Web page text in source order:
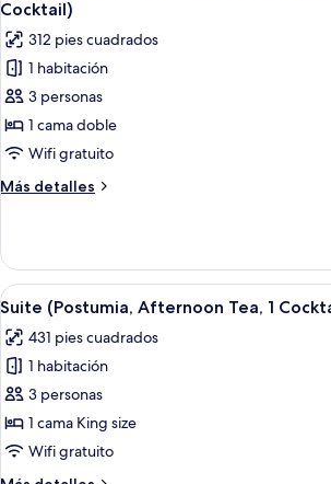
Signature
Cocktail)
las
fotos
de
Habitación
doble
Premier
(Lessini,
Free
Signature
Cocktail)
Cocktail)
312 pies cuadrados
1 habitación
3 personas
1 cama doble
Wifi gratuito
Más detalles
Más
doble
Premier
(Lessini,
Signature
Cocktail)
Abrir
todas
las
fotos
de
Suite
(Postumia,
Habitación
27
Suite (Postumia, Afternoon Tea, 1
431 pies cuadrados
1 habitación
3 personas
1 cama King size
Wifi gratuito